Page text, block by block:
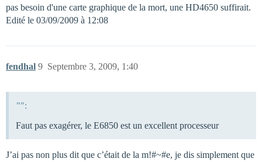
pas besoin d'une carte graphique de la mort, une HD4650 suffirait.
Edité le 03/09/2009 à 12:08
fendhal Septembre 3, 2009, 1:40
9
"":
Faut pas exagérer, le E6850 est un excellent processeur
J’ai pas non plus dit que c’était de la m!#~#e, je dis simplement que